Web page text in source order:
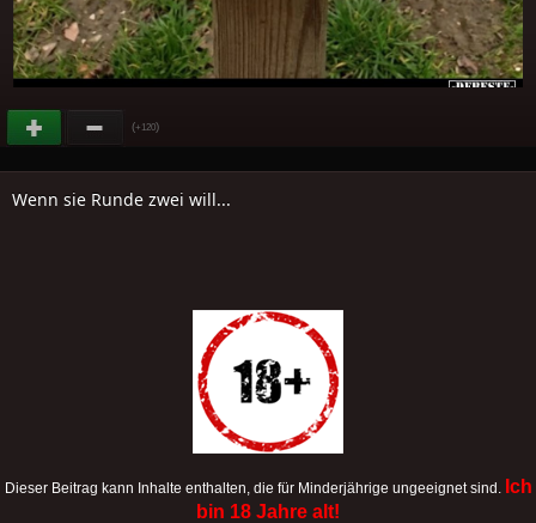
(+120)
Wenn sie Runde zwei will...
Dieser Beitrag kann Inhalte enthalten, die für Minderjährige ungeeignet sind.
Ich
bin 18 Jahre alt!